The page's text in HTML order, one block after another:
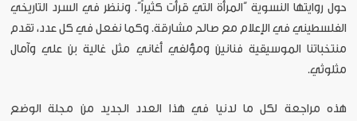
حول روايتها النسوية “المرأة التي قرأت كثيراً”. وننظر في السرد التاريخي
الفلسطيني في الإعلام مع صالح مشارقة. وكما نفعل في كل عدد، تقدم
منتخباتنا الموسيقية فنانين ومؤلفي أغاني مثل غالية بن علي وآمال
مثلوثي.
هذه مراجعة لكل ما لدنيا في هذا العدد الجديد من مجلة الوضع